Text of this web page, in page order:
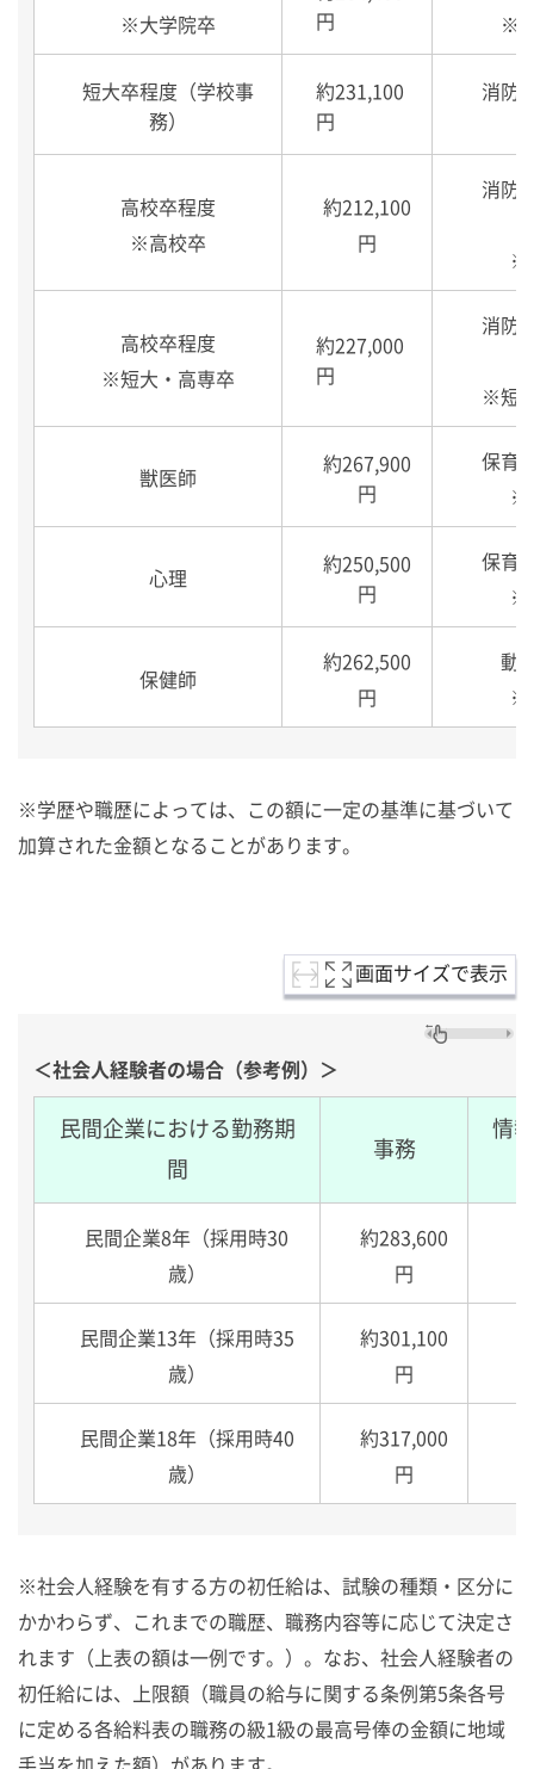
※大学院卒
円
※
短大卒程度（学校事
務）
約231,100
円
消防
高校卒程度
※高校卒
約212,100
円
消防
※
高校卒程度
※短大・高専卒
約227,000
円
消防
※短
獣医師
約267,900
円
保育
※
心理
約250,500
円
保育
※
保健師
約262,500
円
動
※
※学歴や職歴によっては、この額に一定の基準に基づいて
加算された金額となることがあります。
画面サイズで表示
＜社会人経験者の場合（参考例）＞
民間企業における勤務期
間
事務
情
民間企業8年（採用時30
歳）
約283,600
円
民間企業13年（採用時35
歳）
約301,100
円
民間企業18年（採用時40
歳）
約317,000
円
※社会人経験を有する方の初任給は、試験の種類・区分に
かかわらず、これまでの職歴、職務内容等に応じて決定さ
れます（上表の額は一例です。）。なお、社会人経験者の
初任給には、上限額（職員の給与に関する条例第5条各号
に定める各給料表の職務の級1級の最高号俸の金額に地域